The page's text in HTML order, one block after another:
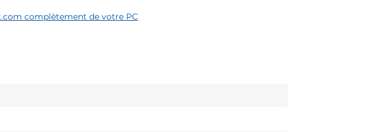
complètement de votre PC